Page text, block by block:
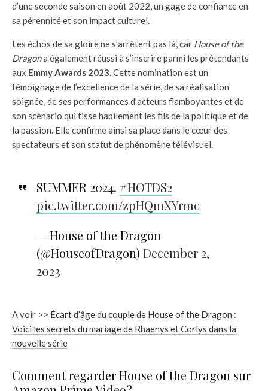
d’une seconde saison en août 2022, un gage de confiance en
sa pérennité et son impact culturel.
Les échos de sa gloire ne s’arrêtent pas là, car House of the
Dragona également réussi à s’inscrire parmi les prétendants
aux Emmy Awards 2023. Cette nomination est un
témoignage de l’excellence de la série, de sa réalisation
soignée, de ses performances d’acteurs flamboyantes et de
son scénario qui tisse habilement les fils de la politique et de
la passion. Elle confirme ainsi sa place dans le cœur des
spectateurs et son statut de phénomène télévisuel.
SUMMER 2024. #HOTDS2
pic.twitter.com/zpHQmXYrmc
— House of the Dragon
(@HouseofDragon) December 2,
2023
A voir >> Écart d’âge du couple de House of the Dragon :
Voici les secrets du mariage de Rhaenys et Corlys dans la
nouvelle série
Comment regarder House of the Dragon sur